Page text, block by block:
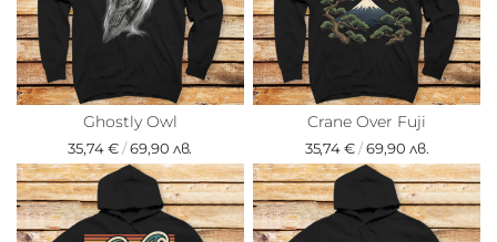
Ghostly Owl
35,74 €/69,90 лв.
Crane Over Fuji
35,74 €/69,90 лв.